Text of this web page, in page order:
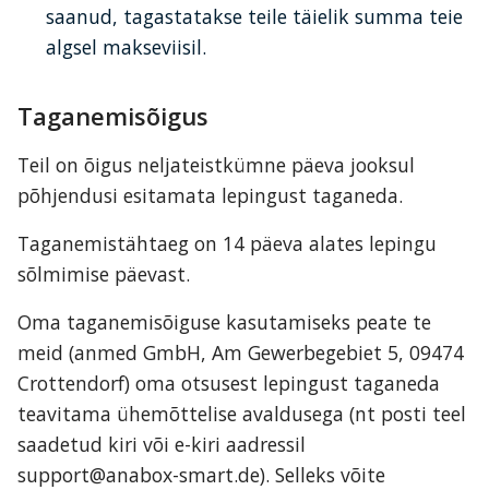
saanud, tagastatakse teile täielik summa teie
algsel makseviisil.
Taganemisõigus
Teil on õigus neljateistkümne päeva jooksul
põhjendusi esitamata lepingust taganeda.
Taganemistähtaeg on 14 päeva alates lepingu
sõlmimise päevast.
Oma taganemisõiguse kasutamiseks peate te
meid (anmed GmbH, Am Gewerbegebiet 5, 09474
Crottendorf) oma otsusest lepingust taganeda
teavitama ühemõttelise avaldusega (nt posti teel
saadetud kiri või e-kiri aadressil
support@anabox-smart.de). Selleks võite